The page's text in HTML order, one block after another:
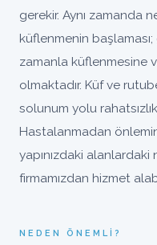
gerekir. Aynı zamanda
küflenmenin başlaması;
zamanla küflenmesine
olmaktadır. Küf ve
solunum yolu
Hastalanmadan
yapınızdaki
firmamızdan hizmet
NEDEN ÖNEMLI?